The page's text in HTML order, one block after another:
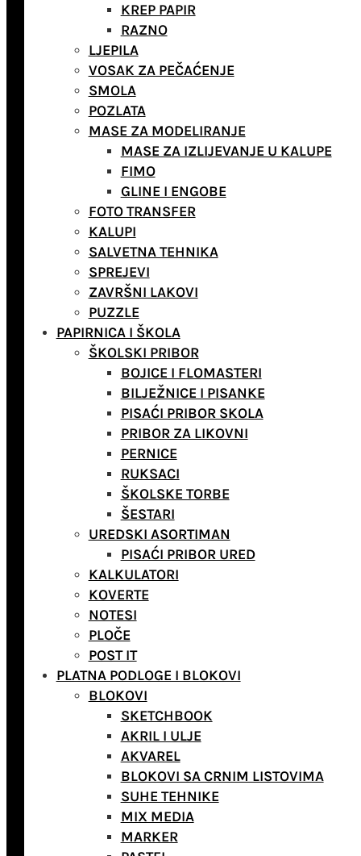
KREP PAPIR
RAZNO
LJEPILA
VOSAK ZA PEČAĆENJE
SMOLA
POZLATA
MASE ZA MODELIRANJE
MASE ZA IZLIJEVANJE U KALUPE
FIMO
GLINE I ENGOBE
FOTO TRANSFER
KALUPI
SALVETNA TEHNIKA
SPREJEVI
ZAVRŠNI LAKOVI
PUZZLE
PAPIRNICA I ŠKOLA
ŠKOLSKI PRIBOR
BOJICE I FLOMASTERI
BILJEŽNICE I PISANKE
PISAĆI PRIBOR SKOLA
PRIBOR ZA LIKOVNI
PERNICE
RUKSACI
ŠKOLSKE TORBE
ŠESTARI
UREDSKI ASORTIMAN
PISAĆI PRIBOR URED
KALKULATORI
KOVERTE
NOTESI
PLOČE
POST IT
PLATNA PODLOGE I BLOKOVI
BLOKOVI
SKETCHBOOK
AKRIL I ULJE
AKVAREL
BLOKOVI SA CRNIM LISTOVIMA
SUHE TEHNIKE
MIX MEDIA
MARKER